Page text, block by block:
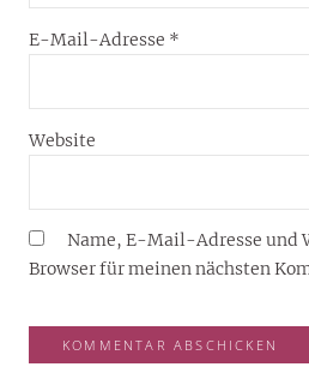
E-Mail-Adresse *
Website
Name, E-Mail-Adresse und
Browser für meinen nächsten